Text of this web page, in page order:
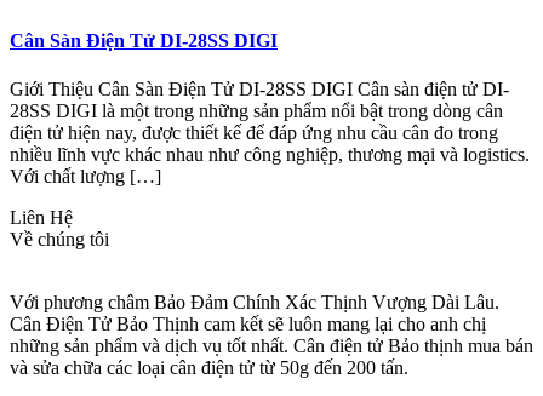
Cân Sàn Điện Tử DI-28SS DIGI
Giới Thiệu Cân Sàn Điện Tử DI-28SS DIGI Cân sàn điện tử DI-
28SS DIGI là một trong những sản phẩm nổi bật trong dòng cân
điện tử hiện nay, được thiết kế để đáp ứng nhu cầu cân đo trong
nhiều lĩnh vực khác nhau như công nghiệp, thương mại và logistics.
Với chất lượng […]
Liên Hệ
Về chúng tôi
Với phương châm Bảo Đảm Chính Xác Thịnh Vượng Dài Lâu.
Cân Điện Tử Bảo Thịnh cam kết sẽ luôn mang lại cho anh chị
những sản phẩm và dịch vụ tốt nhất. Cân điện tử Bảo thịnh mua bán
và sửa chữa các loại cân điện tử từ 50g đến 200 tấn.